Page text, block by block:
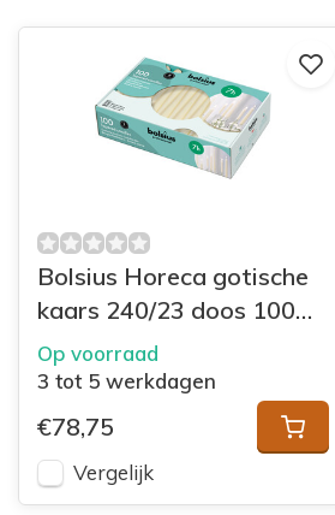
Bolsius Horeca gotische
kaars 240/23 doos 100
Ivoor
Op voorraad
3 tot 5 werkdagen
€78,75
Vergelijk